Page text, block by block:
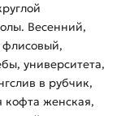
Весенний,
флисовый,
университета,
в рубчик,
кофта женская,